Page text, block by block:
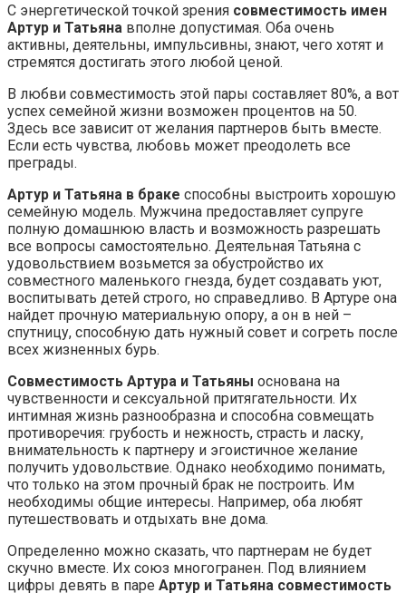
С энергетической точкой зрения совместимость имен
Артур и Татьяна вполне допустимая. Оба очень
активны, деятельны, импульсивны, знают, чего хотят и
стремятся достигать этого любой ценой.
В любви совместимость этой пары составляет 80%, а вот
успех семейной жизни возможен процентов на 50.
Здесь все зависит от желания партнеров быть вместе.
Если есть чувства, любовь может преодолеть все
преграды.
Артур и Татьяна в браке способны выстроить хорошую
семейную модель. Мужчина предоставляет супруге
полную домашнюю власть и возможность разрешать
все вопросы самостоятельно. Деятельная Татьяна с
удовольствием возьмется за обустройство их
совместного маленького гнезда, будет создавать уют,
воспитывать детей строго, но справедливо. В Артуре она
найдет прочную материальную опору, а он в ней –
спутницу, способную дать нужный совет и согреть после
всех жизненных бурь.
Совместимость Артура и Татьяны основана на
чувственности и сексуальной притягательности. Их
интимная жизнь разнообразна и способна совмещать
противоречия: грубость и нежность, страсть и ласку,
внимательность к партнеру и эгоистичное желание
получить удовольствие. Однако необходимо понимать,
что только на этом прочный брак не построить. Им
необходимы общие интересы. Например, оба любят
путешествовать и отдыхать вне дома.
Определенно можно сказать, что партнерам не будет
скучно вместе. Их союз многогранен. Под влиянием
цифры девять в паре Артур и Татьяна совместимость